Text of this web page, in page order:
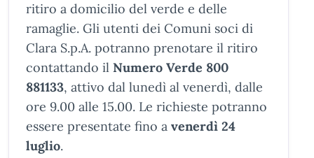
ritiro a domicilio del verde e delle
ramaglie. Gli utenti dei Comuni soci di
Clara S.p.A. potranno prenotare il ritiro
contattando il Numero Verde 800
881133, attivo dal lunedì al venerdì, dalle
ore 9.00 alle 15.00. Le richieste potranno
essere presentate fino a venerdì 24
luglio.